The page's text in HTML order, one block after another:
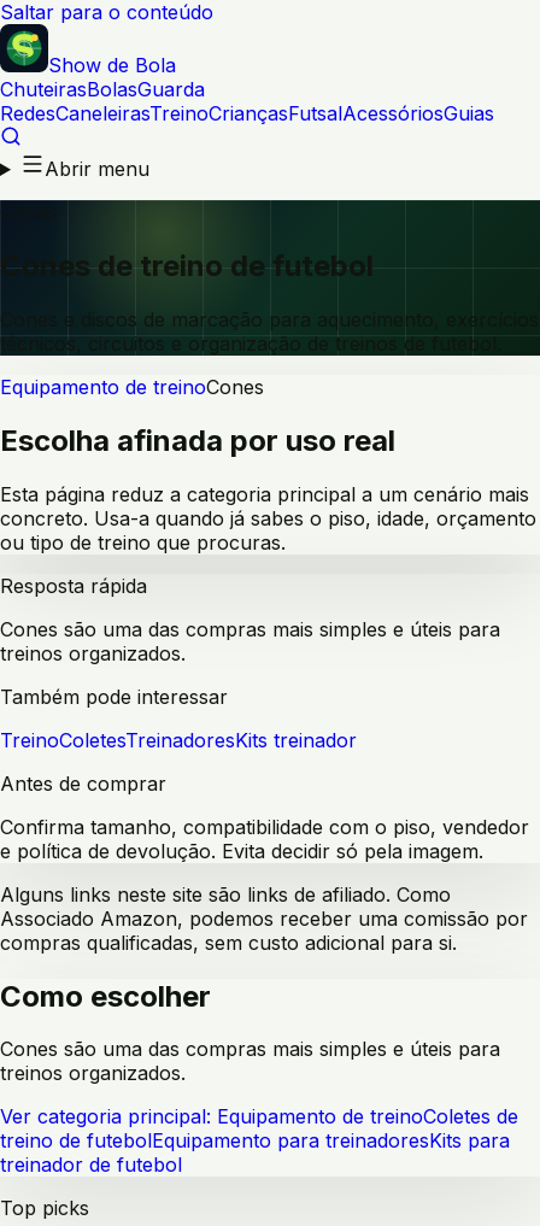
Saltar para o conteúdo
Show de Bola
ChuteirasBolasGuarda
RedesCaneleirasTreinoCriançasFutsalAcessóriosGuias
Abrir menu
Cones de treino de futebol
Cones e discos de marcação para aquecimento, exercícios
técnicos, circuitos e organização de treinos de futebol.
Equipamento de treinoCones
Escolha afinada por uso real
Esta página reduz a categoria principal a um cenário mais
concreto. Usa-a quando já sabes o piso, idade, orçamento
ou tipo de treino que procuras.
Resposta rápida
Cones são uma das compras mais simples e úteis para
treinos organizados.
Também pode interessar
TreinoColetesTreinadoresKits treinador
Antes de comprar
Confirma tamanho, compatibilidade com o piso, vendedor
e política de devolução. Evita decidir só pela imagem.
Alguns links neste site são links de afiliado. Como
Associado Amazon, podemos receber uma comissão por
compras qualificadas, sem custo adicional para si.
Como escolher
Cones são uma das compras mais simples e úteis para
treinos organizados.
Ver categoria principal: Equipamento de treinoColetes de
treino de futebolEquipamento para treinadoresKits para
treinador de futebol
Top picks